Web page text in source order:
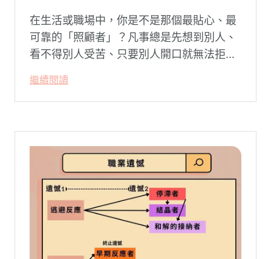
在生活或職場中，你是不是那個最貼心、最
可靠的「照顧者」？凡事總是先想到別人、
看不得別人受苦、只要別人開口就無法拒
常在夜深人靜時讓你感到莫名的心累與空
虛。
繼續閱讀